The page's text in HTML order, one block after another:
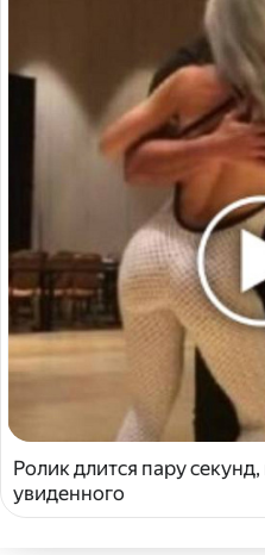
Ролик длится пару
увиденного